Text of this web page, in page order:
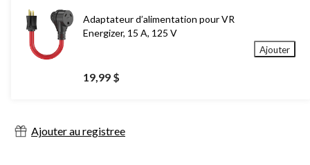
Adaptateur d’alimentation pour VR
Energizer, 15 A, 125 V
19,99 $
Ajouter
Ajouter au registree